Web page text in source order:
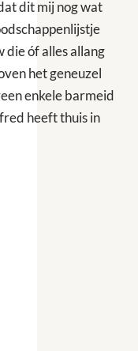
dit mij nog wat
die óf alles allang
het geneuzel
enkele barmeid
heeft thuis in